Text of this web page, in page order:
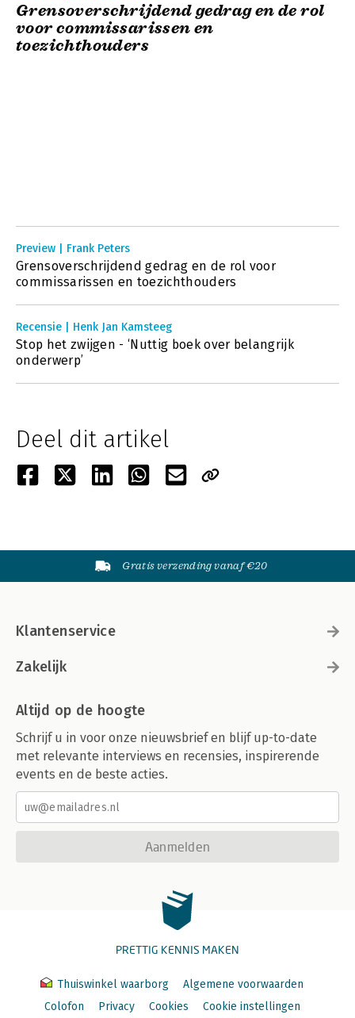
Grensoverschrijdend gedrag en de rol
voor commissarissen en
toezichthouders
Preview | Frank Peters
Grensoverschrijdend gedrag en de rol voor
commissarissen en toezichthouders
Recensie | Henk Jan Kamsteeg
Stop het zwijgen - ‘Nuttig boek over belangrijk
onderwerp’
Deel dit artikel
Gratis verzending vanaf €20
Klantenservice
Zakelijk
Altijd op de hoogte
Schrijf u in voor onze nieuwsbrief en blijf up-to-date
met relevante interviews en recensies, inspirerende
events en de beste acties.
Aanmelden
PRETTIG KENNIS MAKEN
Thuiswinkel waarborg
Algemene voorwaarden
Colofon
Privacy Cookies Cookie instellingen